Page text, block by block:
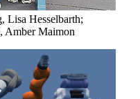
Lisa Hesselbarth;
Amber Maimon